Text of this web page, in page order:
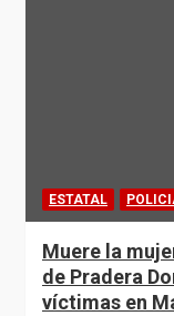
ESTATAL
Muere la
de Pradera
víctimas en